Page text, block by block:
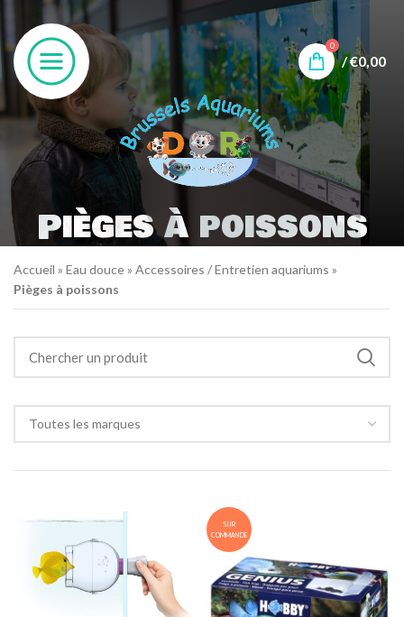
0
/€0,00
Pièges à poissons
Accueil » Eau douce» Accessoires / Entretien aquariums »
Pièges à poissons
Toutes les marques
SUR
COMMANDE